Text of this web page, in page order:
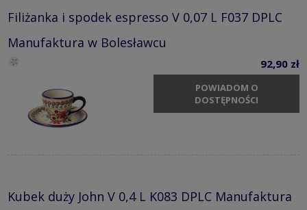
Filiżanka i spodek espresso V 0,07 L F037 DPLC
Manufaktura w Bolesławcu
92,90 zł
POWIADOM O
DOSTĘPNOŚCI
Kubek duży John V 0,4 L K083 DPLC Manufaktura